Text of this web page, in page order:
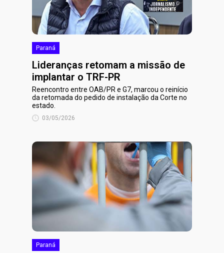
Paraná
Lideranças retomam a missão de
implantar o TRF-PR
Reencontro entre OAB/PR e G7, marcou o reinício
da retomada do pedido de instalação da Corte no
estado.
03/05/2026
Paraná